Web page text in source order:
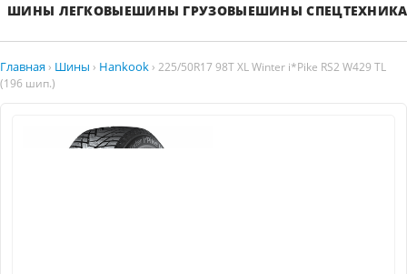
ШИНЫ ЛЕГКОВЫЕШИНЫ ГРУЗОВЫЕШИНЫ СПЕЦТЕХНИКА
Главная › Шины › Hankook › 225/50R17 98T XL Winter i*Pike RS2 W429 TL
(196 шип.)